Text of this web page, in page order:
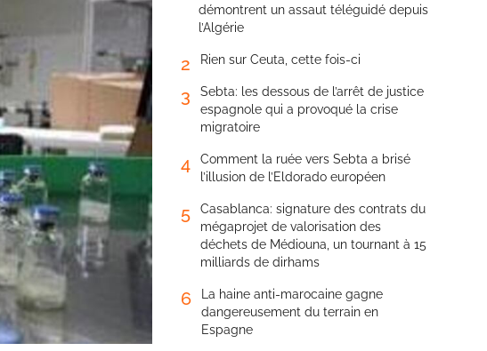
démontrent un assaut téléguidé depuis
l’Algérie
2 Rien sur Ceuta, cette fois-ci
3
Sebta: les dessous de l’arrêt de justice
espagnole qui a provoqué la crise
migratoire
4
Comment la ruée vers Sebta a brisé
l’illusion de l’Eldorado européen
5
Casablanca: signature des contrats du
mégaprojet de valorisation des
déchets de Médiouna, un tournant à 15
milliards de dirhams
6
La haine anti-marocaine gagne
dangereusement du terrain en
Espagne